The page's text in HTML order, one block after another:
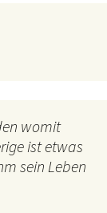
womit
ist etwas
sein Leben